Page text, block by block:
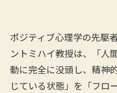
ポジティブ心理学の先駆
ントミハイ教授は、「人
動に完全に没頭し、精神
じている状態」を「フロ